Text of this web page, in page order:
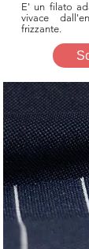
E' un filato
vivace
frizzante.